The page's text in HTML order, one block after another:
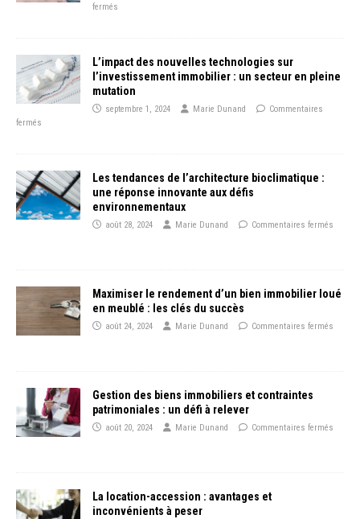
fermés
L’impact des nouvelles technologies sur
l’investissement immobilier : un secteur en pleine
mutation
septembre 1, 2024 Marie Dunand
Commentaires
fermés
Les tendances de l’architecture bioclimatique :
une réponse innovante aux défis
environnementaux
août 28, 2024 Marie Dunand Commentaires fermés
Maximiser le rendement d’un bien immobilier loué
en meublé : les clés du succès
août 24, 2024 Marie Dunand Commentaires fermés
Gestion des biens immobiliers et contraintes
patrimoniales : un défi à relever
août 20, 2024 Marie Dunand Commentaires fermés
La location-accession : avantages et
inconvénients à peser